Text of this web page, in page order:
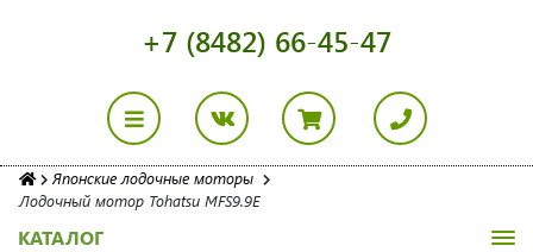
+7 (8482) 66-45-47
Японские лодочные моторы
Лодочный мотор Tohatsu MFS9.9E
КАТАЛОГ